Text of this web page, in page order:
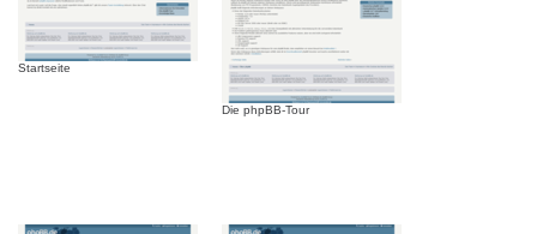
Startseite
Die phpBB-Tour